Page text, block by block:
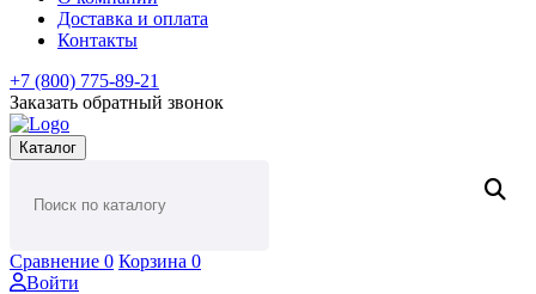
Доставка и оплата
Контакты
+7 (800) 775-89-21
Заказать обратный звонок
Каталог
Сравнение 0 Корзина 0
Войти